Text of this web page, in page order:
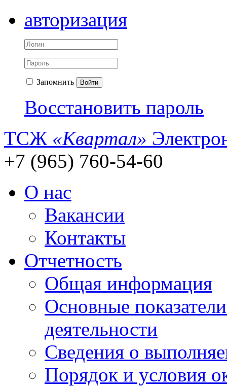
авторизация
Запомнить Войти
Восстановить пароль
ТСЖ «Квартал»
+7 (965) 760-54-60
О нас
Вакансии
Контакты
Отчетность
Общая информация
Основные
деятельности
Сведения о
Порядок и условия